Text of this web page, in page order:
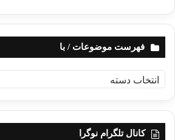
فهرست موضوعات / با
ه
ر
کانال تلگرام نوگرا